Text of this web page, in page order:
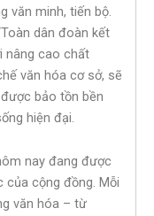
văn minh, tiến bộ.
dân đoàn kết
nâng cao chất
văn hóa cơ sở, sẽ
bảo tồn bền
hiện đại.
nay đang được
cộng đồng. Mỗi
văn hóa – từ